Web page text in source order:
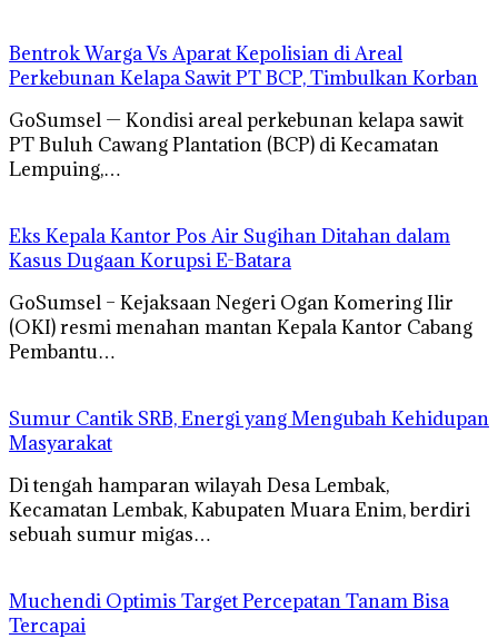
Bentrok Warga Vs Aparat Kepolisian di Areal
Perkebunan Kelapa Sawit PT BCP, Timbulkan Korban
GoSumsel — Kondisi areal perkebunan kelapa sawit
PT Buluh Cawang Plantation (BCP) di Kecamatan
Lempuing,…
Eks Kepala Kantor Pos Air Sugihan Ditahan dalam
Kasus Dugaan Korupsi E-Batara
GoSumsel – Kejaksaan Negeri Ogan Komering Ilir
(OKI) resmi menahan mantan Kepala Kantor Cabang
Pembantu…
Sumur Cantik SRB, Energi yang Mengubah Kehidupan
Masyarakat
Di tengah hamparan wilayah Desa Lembak,
Kecamatan Lembak, Kabupaten Muara Enim, berdiri
sebuah sumur migas…
Muchendi Optimis Target Percepatan Tanam Bisa
Tercapai